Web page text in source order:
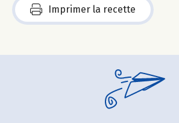
Imprimer la recette